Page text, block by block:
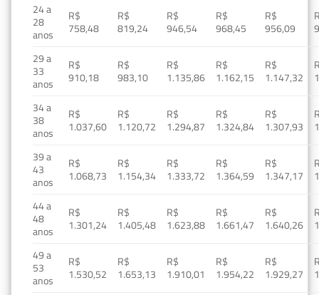
24 a
28
anos
R$
758,48
R$
819,24
R$
946,54
R$
968,45
R$
956,09
29 a
33
anos
R$
910,18
R$
983,10
R$
1.135,86
R$
1.162,15
R$
1.147,32
34 a
38
anos
R$
1.037,60
R$
1.120,72
R$
1.294,87
R$
1.324,84
R$
1.307,93
39 a
43
anos
R$
1.068,73
R$
1.154,34
R$
1.333,72
R$
1.364,59
R$
1.347,17
44 a
48
anos
R$
1.301,24
R$
1.405,48
R$
1.623,88
R$
1.661,47
R$
1.640,26
49 a
53
anos
R$
1.530,52
R$
1.653,13
R$
1.910,01
R$
1.954,22
R$
1.929,27